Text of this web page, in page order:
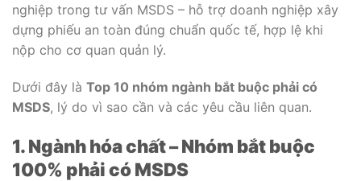
nghiệp trong tư vấn MSDS – hỗ trợ doanh nghiệp xây
dựng phiếu an toàn đúng chuẩn quốc tế, hợp lệ khi
nộp cho cơ quan quản lý.
Dưới đây là Top 10 nhóm ngành bắt buộc phải có
MSDS, lý do vì sao cần và các yêu cầu liên quan.
1. Ngành hóa chất – Nhóm bắt buộc
100% phải có MSDS